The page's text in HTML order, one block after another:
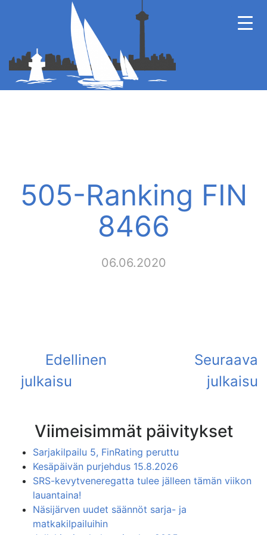
505-Ranking FIN
8466
06.06.2020
Viimeisimmät päivitykset
Sarjakilpailu 5, FinRating peruttu
Kesäpäivän purjehdus 15.8.2026
SRS-kevytveneregatta tulee jälleen tämän viikon
lauantaina!
Näsijärven uudet säännöt sarja- ja
matkakilpailuihin